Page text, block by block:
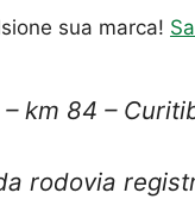
sua marca!
km 84 –
rodovia